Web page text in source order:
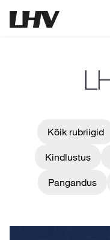
Kõik rubriigid
Kindlustus
Pangandus